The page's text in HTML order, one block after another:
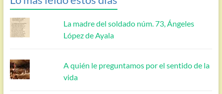
La madre del soldado núm. 73, Ángeles
López de Ayala
A quién le preguntamos por el sentido de la
vida